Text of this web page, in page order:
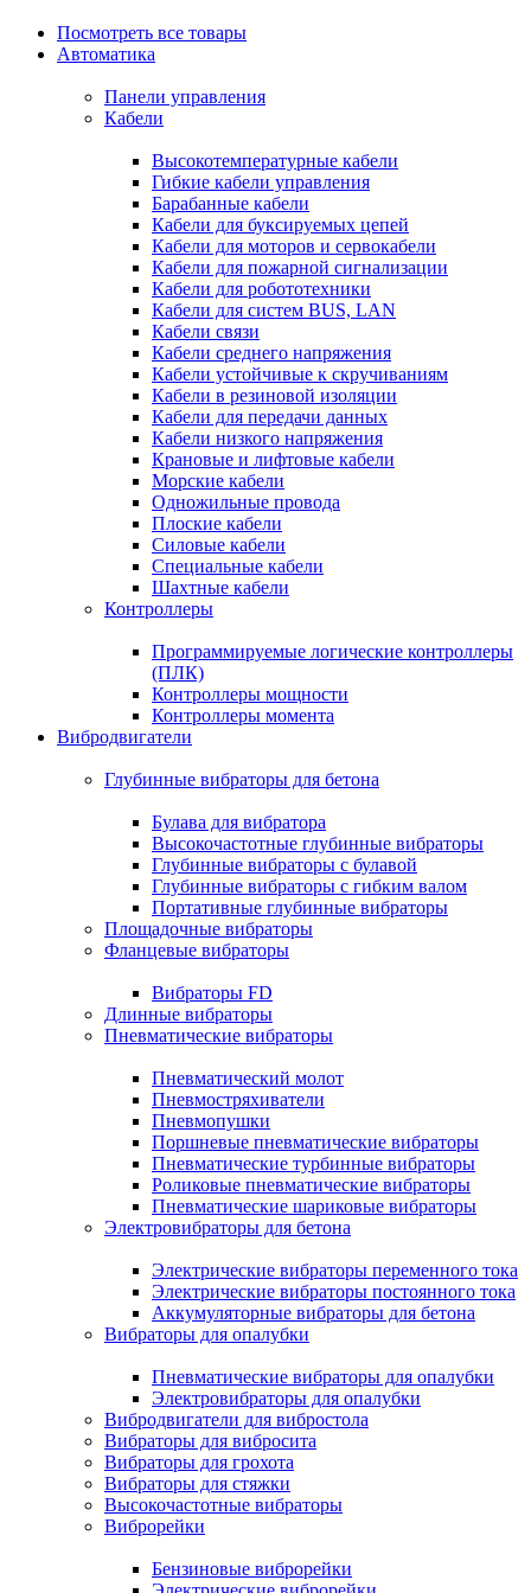
Посмотреть все товары
Автоматика
Панели управления
Кабели
Высокотемпературные кабели
Гибкие кабели управления
Барабанные кабели
Кабели для буксируемых цепей
Кабели для моторов и сервокабели
Кабели для пожарной сигнализации
Кабели для робототехники
Кабели для систем BUS, LAN
Кабели связи
Кабели среднего напряжения
Кабели устойчивые к скручиваниям
Кабели в резиновой изоляции
Кабели для передачи данных
Кабели низкого напряжения
Крановые и лифтовые кабели
Морские кабели
Одножильные провода
Плоские кабели
Силовые кабели
Специальные кабели
Шахтные кабели
Контроллеры
Программируемые логические контроллеры
(ПЛК)
Контроллеры мощности
Контроллеры момента
Вибродвигатели
Глубинные вибраторы для бетона
Булава для вибратора
Высокочастотные глубинные вибраторы
Глубинные вибраторы с булавой
Глубинные вибраторы с гибким валом
Портативные глубинные вибраторы
Площадочные вибраторы
Фланцевые вибраторы
Вибраторы FD
Длинные вибраторы
Пневматические вибраторы
Пневматический молот
Пневмостряхиватели
Пневмопушки
Поршневые пневматические вибраторы
Пневматические турбинные вибраторы
Роликовые пневматические вибраторы
Пневматические шариковые вибраторы
Электровибраторы для бетона
Электрические вибраторы переменного тока
Электрические вибраторы постоянного тока
Аккумуляторные вибраторы для бетона
Вибраторы для опалубки
Пневматические вибраторы для опалубки
Электровибраторы для опалубки
Вибродвигатели для вибростола
Вибраторы для вибросита
Вибраторы для грохота
Вибраторы для стяжки
Высокочастотные вибраторы
Виброрейки
Бензиновые виброрейки